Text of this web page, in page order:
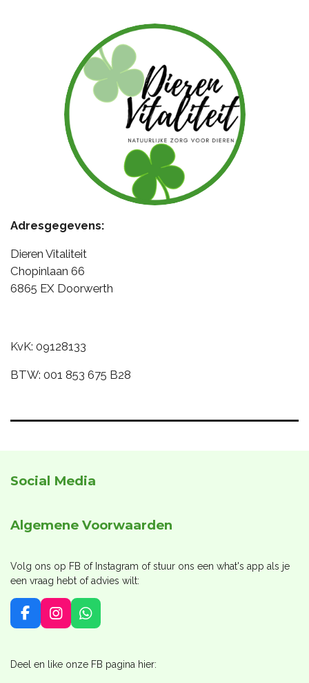
Adresgegevens:
Dieren Vitaliteit
Chopinlaan 66
6865 EX Doorwerth
KvK: 09128133
BTW: 001 853 675 B28
Social Media
Algemene Voorwaarden
Volg ons op FB of Instagram of stuur ons een what's app als je
een vraag hebt of advies wilt:
F
a
e
I
n
t
W
h
t
Deel en like onze FB pagina hier: